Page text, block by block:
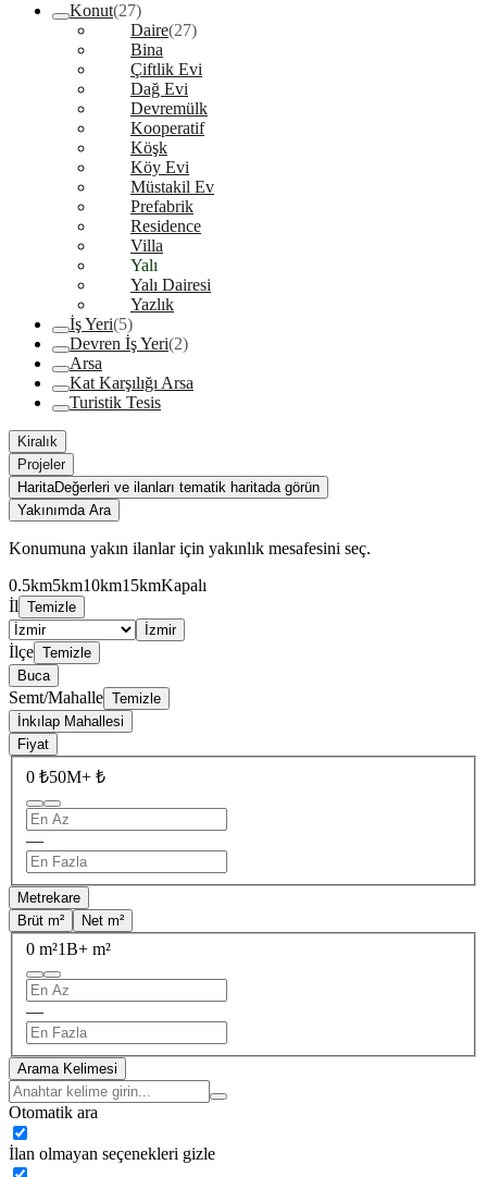
Konut(27)
Daire(27)
Bina
Çiftlik Evi
Dağ Evi
Devremülk
Kooperatif
Köşk
Köy Evi
Müstakil Ev
Prefabrik
Residence
Villa
Yalı
Yalı Dairesi
Yazlık
İş Yeri(5)
Devren İş Yeri(2)
Arsa
Kat Karşılığı Arsa
Turistik Tesis
Kiralık
Projeler
HaritaDeğerleri ve ilanları tematik haritada görün
Yakınımda Ara
Konumuna yakın ilanlar için yakınlık mesafesini seç.
0.5km5km10km15kmKapalı
İl Temizle
İzmir
İlçe Temizle
Buca
Semt/Mahalle Temizle
İnkılap Mahallesi
Fiyat
0 ₺50M+ ₺
—
Metrekare
Brüt m²
Net m²
0 m²1B+ m²
—
Arama Kelimesi
Otomatik ara
İlan olmayan seçenekleri gizle